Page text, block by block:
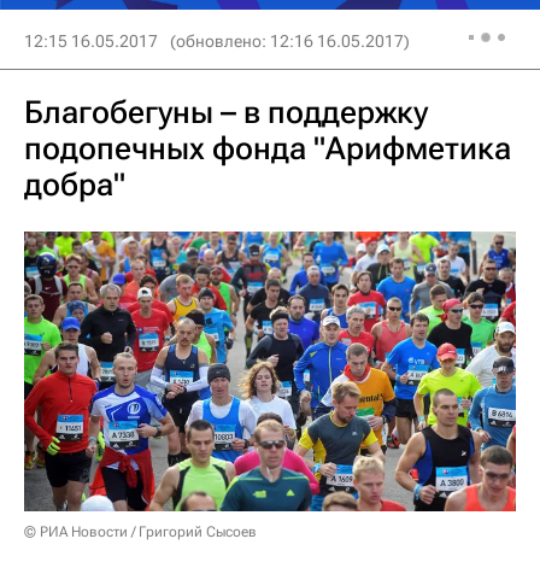
12:15 16.05.2017 (обновлено: 12:16 16.05.2017)
Благобегуны – в поддержку
подопечных фонда "Арифметика
добра"
© РИА Новости / Григорий Сысоев